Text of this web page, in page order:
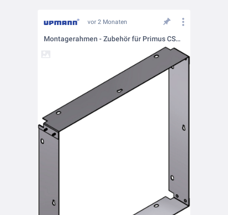
vor 2 Monaten
Montagerahmen - Zubehör für Primus CSWP Rainproof/ Primus Seal Rainproof